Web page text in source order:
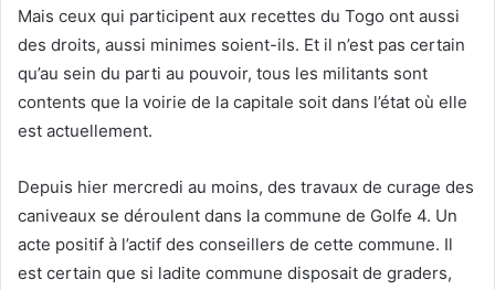
Mais ceux qui participent aux recettes du Togo ont aussi
des droits, aussi minimes soient-ils. Et il n’est pas certain
qu’au sein du parti au pouvoir, tous les militants sont
contents que la voirie de la capitale soit dans l’état où elle
est actuellement.
Depuis hier mercredi au moins, des travaux de curage des
caniveaux se déroulent dans la commune de Golfe 4. Un
acte positif à l’actif des conseillers de cette commune. Il
est certain que si ladite commune disposait de graders,